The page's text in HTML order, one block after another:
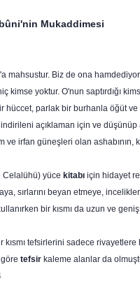
Mukaddimesi
mahsustur. Biz de ona
kimse yoktur. O'nun saptırdığı
hüccet, parlak bir burhanla öğüt
açıklaman için ve
ve irfan güneşleri olan
Celalühü) yüce kitabı için hidayet
sırlarını beyan etmeye,
bir kısmı da uzun ve
kısmı tefsirlerini sadece
tefsir ka­leme alanlar da